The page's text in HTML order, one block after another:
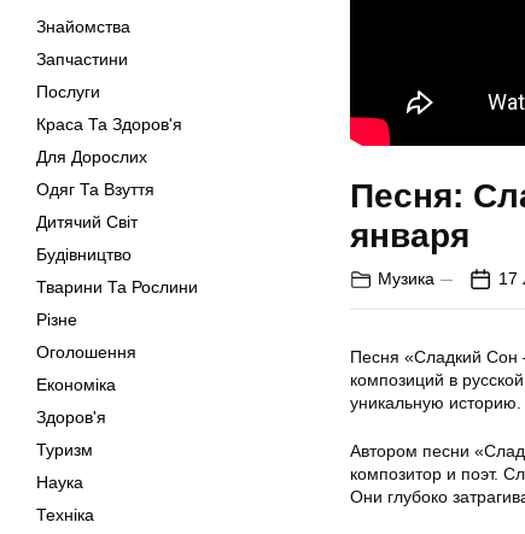
Знайомства
Запчастини
Послуги
Краса Та Здоров'я
Для Дорослих
Одяг Та Взуття
Дитячий Світ
Будівництво
Тварини Та Рослини
Різне
Оголошення
Економіка
Здоров'я
Туризм
Наука
Техніка
Песня:
января
Музика 17
Песня «Сладкий Сон
композиций в
уникальную историю.
Автором песни
композитор и поэт.
Они глубоко